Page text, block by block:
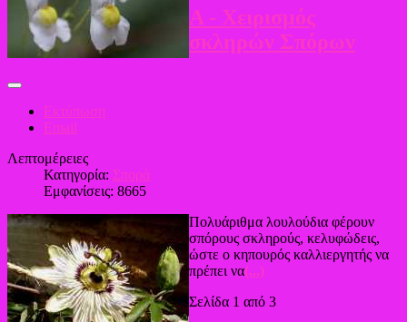
Α - Χειρισμός
σκληρών Σπόρων
Εκτύπωση
Email
Λεπτομέρειες
Κατηγορία: Σπορά
Εμφανίσεις: 8665
Πολυάριθμα λουλούδια φέρουν
σπόρους σκληρούς, κελυφώδεις,
ώστε ο κηπουρός καλλιεργητής να
πρέπει να(...)
Σελίδα 1 από 3